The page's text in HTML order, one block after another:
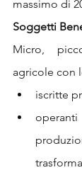
massimo di
Soggetti
Micro,
agricole con
iscritte